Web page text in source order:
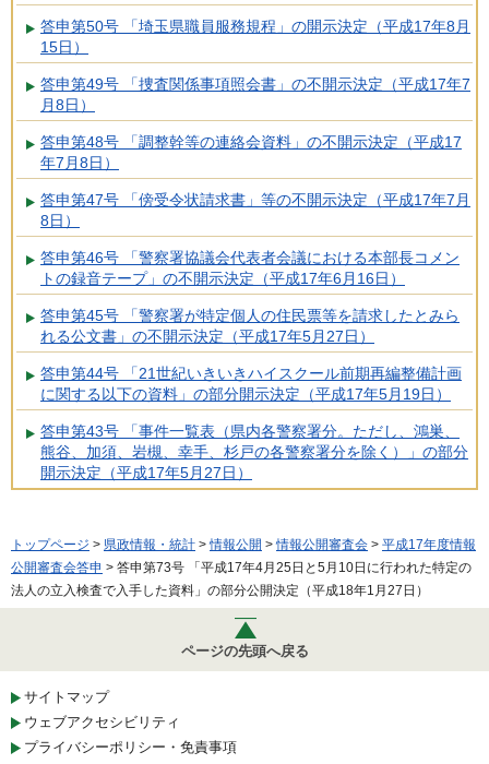
答申第50号 「埼玉県職員服務規程」の開示決定（平成17年8月
15日）
答申第49号 「捜査関係事項照会書」の不開示決定（平成17年7
月8日）
答申第48号 「調整幹等の連絡会資料」の不開示決定（平成17
年7月8日）
答申第47号 「傍受令状請求書」等の不開示決定（平成17年7月
8日）
答申第46号 「警察署協議会代表者会議における本部長コメン
トの録音テープ」の不開示決定（平成17年6月16日）
答申第45号 「警察署が特定個人の住民票等を請求したとみら
れる公文書」の不開示決定（平成17年5月27日）
答申第44号 「21世紀いきいきハイスクール前期再編整備計画
に関する以下の資料」の部分開示決定（平成17年5月19日）
答申第43号 「事件一覧表（県内各警察署分。ただし、鴻巣、
熊谷、加須、岩槻、幸手、杉戸の各警察署分を除く）」の部分
開示決定（平成17年5月27日）
トップページ > 県政情報・統計 >情報公開 >情報公開審査会 > 平成17年度情報
公開審査会答申 > 答申第73号 「平成17年4月25日と5月10日に行われた特定の
法人の立入検査で入手した資料」の部分公開決定（平成18年1月27日）
ページの先頭へ戻る
サイトマップ
ウェブアクセシビリティ
プライバシーポリシー・免責事項